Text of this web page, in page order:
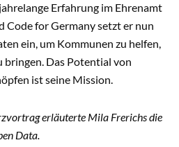
Erfahrung im Ehrenamt
Code for Germany setzt er nun
ein, um Kommunen zu helfen,
bringen. Das Potential von
ist seine Mission.
erläuterte Mila Frerichs die
Data.